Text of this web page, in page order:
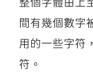
間有幾個數字
用的一些字符
符。